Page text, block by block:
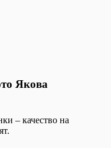
Якова
– качество на